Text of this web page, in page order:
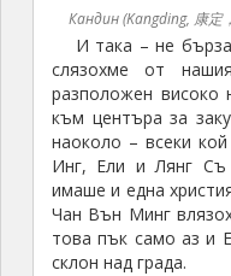
Кандин (Kangding, 康定
И така – не
слязохме от
разположен високо
към центъра за
наоколо – всеки
Инг, Ели и Лянг Съ
имаше и една
Чан Вън Минг
това пък само аз и
склон над града.